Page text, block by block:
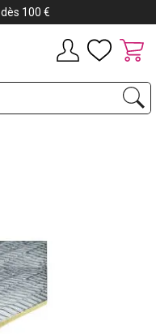
Livraison